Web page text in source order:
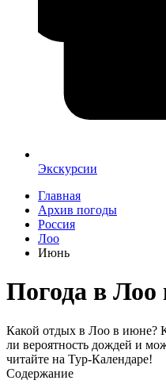
Экскурсии
Главная
Архив погоды
Россия
Лоо
Июнь
Погода в Лоо
Какой отдых в Лоо в июне?
ли вероятность дождей и
читайте на Тур-Календаре!
Содержание